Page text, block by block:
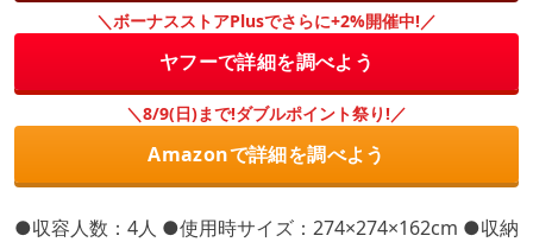
＼ボーナスストアPlusでさらに+2%開催中!／
ヤフーで詳細を調べよう
＼8/9(日)まで!ダブルポイント祭り!／
Amazonで詳細を調べよう
●収容人数：4人 ●使用時サイズ：274×274×162cm ●収納